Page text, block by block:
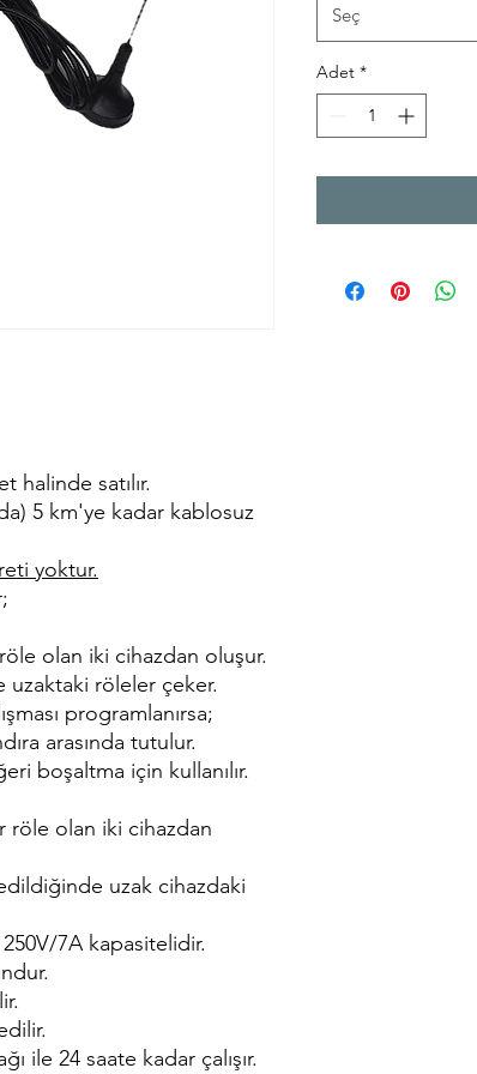
halinde satılır.
5 km'ye kadar kablosuz
yoktur.
olan iki cihazdan oluşur.
uzaktaki röleler çeker.
programlanırsa;
arasında tutulur.
boşaltma için kullanılır.
röle olan iki cihazdan
uzak cihazdaki
7A kapasitelidir.
ile 24 saate kadar çalışır.
Seç
Adet *